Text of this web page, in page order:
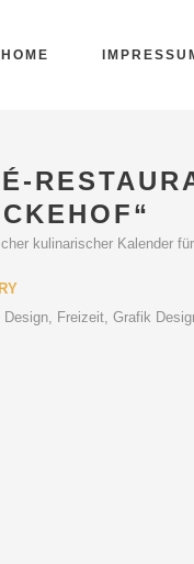
HOME
kulinarischer Kalender
Design, Freizeit, Grafik